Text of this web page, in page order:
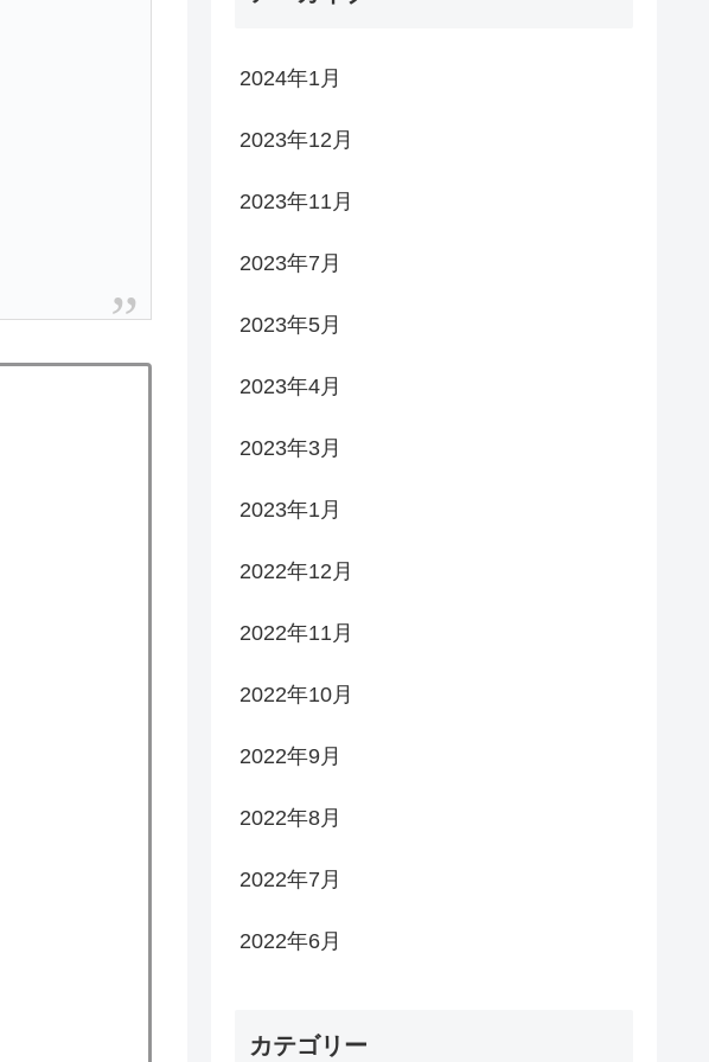
2024年1月
2023年12月
2023年11月
2023年7月
2023年5月
2023年4月
2023年3月
2023年1月
2022年12月
2022年11月
2022年10月
2022年9月
2022年8月
2022年7月
2022年6月
カテゴリー